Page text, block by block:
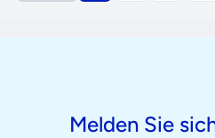
Melden Sie